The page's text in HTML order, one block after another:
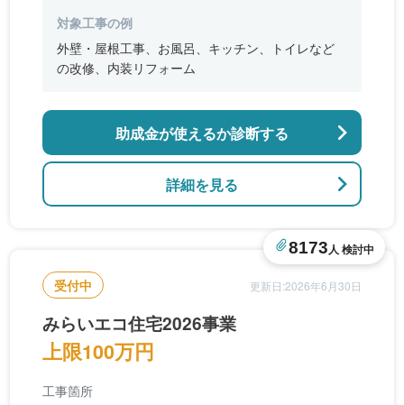
対象工事の例
外壁・屋根工事、お風呂、キッチン、トイレなど
の改修、内装リフォーム
詳細を見る
助成金が使えるか診断する
受付中 更新日:2026年6月30日
みらいエコ住宅2026事業
上限100万円
8173人 検討中
工事箇所